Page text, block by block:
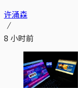
许涌森
8 小时前